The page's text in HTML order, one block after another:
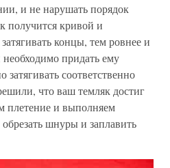
и не нарушать порядок
получится кривой и
концы, тем ровнее и
необходимо придать ему
затягивать соответственно
что ваш темляк достиг
плетение и выполняем
шнуры и заплавить